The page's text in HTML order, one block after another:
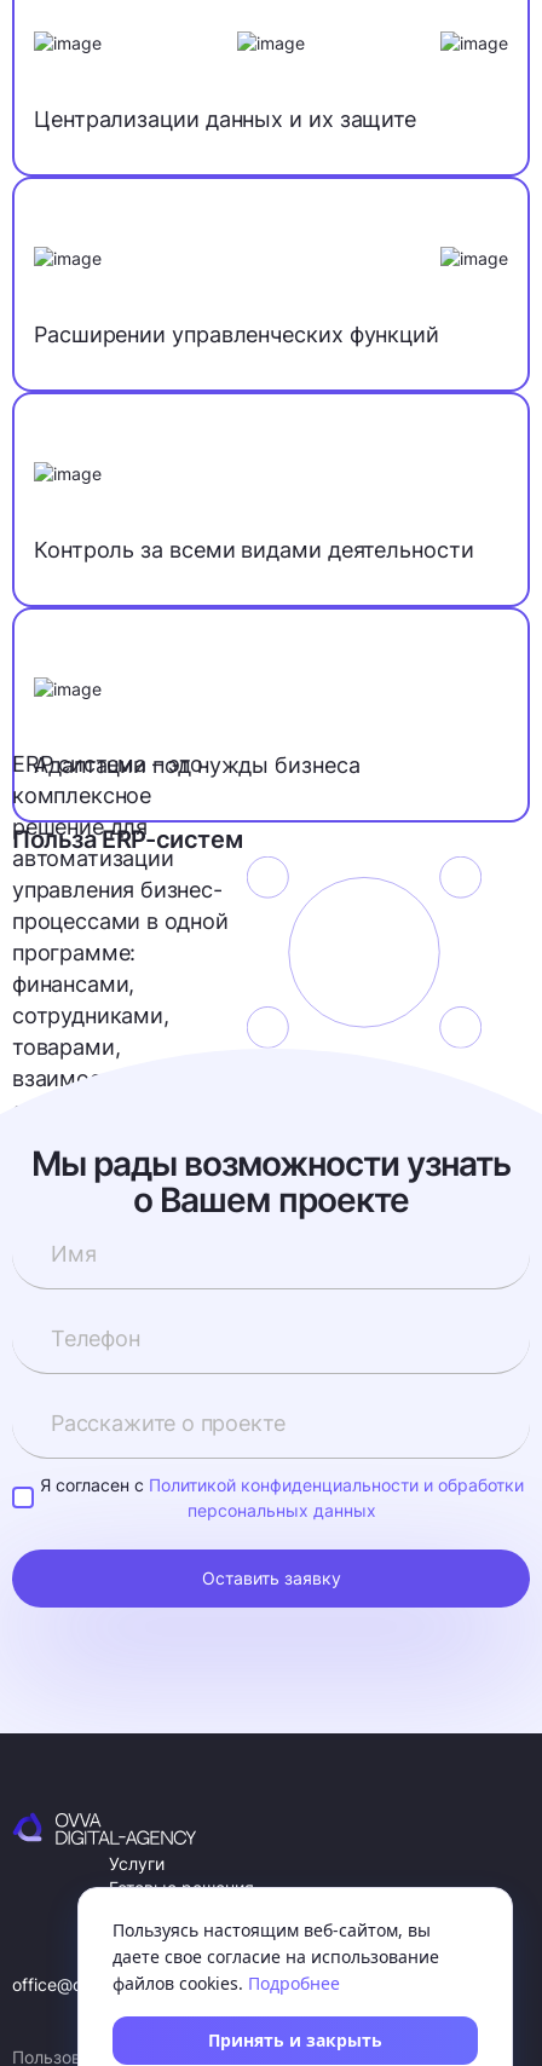
Пользуясь настоящим веб-сайтом, вы
даете свое согласие на использование
файлов cookies. Подробнее
Принять и закрыть
Централизации данных и их защите
Расширении управленческих функций
Контроль за всеми видами деятельности
Адаптации под нужды бизнеса
Польза ERP-систем
ERP система – это
комплексное
решение для
автоматизации
управления бизнес-
процессами в одной
программе:
финансами,
сотрудниками,
товарами,
взаимоотношениями
с клиентами и
Мы рады возможности узнать
о Вашем проекте
Я согласен с Политикой конфиденциальности и обработки
персональных данных
Оставить заявку
Услуги
Готовые решения
Контакты
Кейсы
office@ovva.ruBehance
WhatsApp
Пользовательское соглашение